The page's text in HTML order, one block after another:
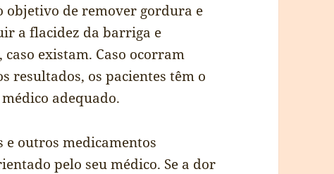
de remover gordura e
a flacidez da barriga e
existam. Caso ocorram
resultados, os pacientes têm o
adequado.
e outros medicamentos
pelo seu médico. Se a dor